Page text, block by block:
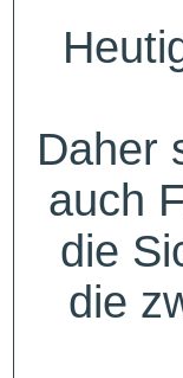
Daher
auch
die
die